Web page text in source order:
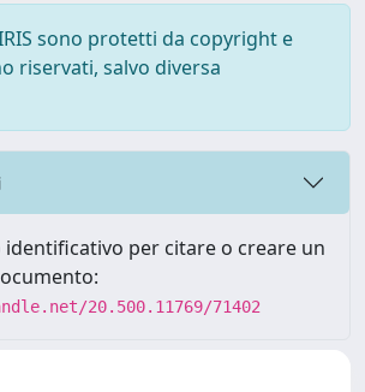
sono protetti da copyright e
riservati, salvo diversa
identificativo per citare o creare un
20.500.11769/71402